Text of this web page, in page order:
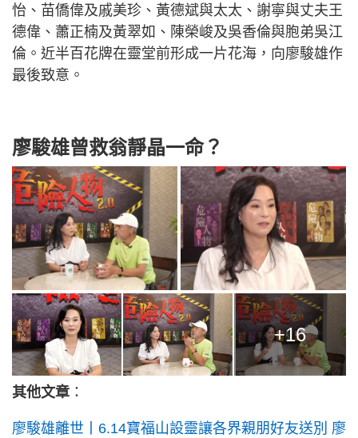
怡、苗僑偉及戚美珍、黃德斌與太太、謝寧與丈夫王
德偉、蕭正楠及黃翠如、陳榮峻及吳香倫與胞弟吳江
倫。近半百花牌在靈堂前形成一片花海，向廖駿雄作
最後致意。
廖駿雄曾救翁靜晶一命？
+16
其他文章 ：
廖駿雄離世丨6.14寶福山設靈讓各界親朋好友送別 廖